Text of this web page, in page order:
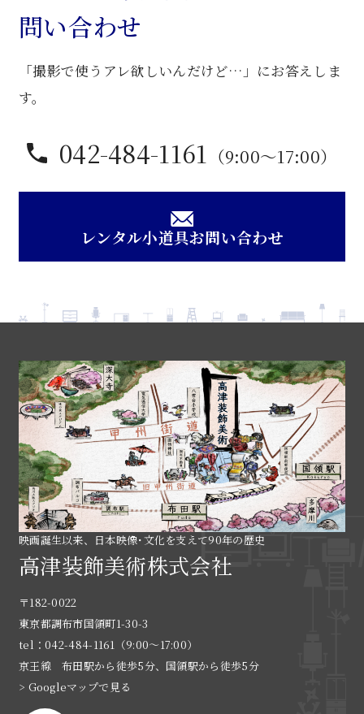
問い合わせ
「撮影で使うアレ欲しいんだけど…」にお答えしま
す。
042-484-1161 （9:00〜17:00）
レンタル小道具お問い合わせ
映画誕生以来、日本映像･文化を支えて90年の歴史
高津装飾美術株式会社
〒182-0022
東京都調布市国領町1-30-3
tel：042-484-1161（9:00〜17:00）
京王線 布田駅から徒歩5分、国領駅から徒歩5分
> Googleマップで見る